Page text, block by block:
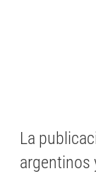
La
argentinos